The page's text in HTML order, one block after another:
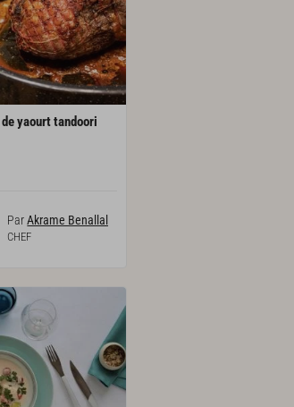
deyaourttandoori
ParAkrame Benallal
CHEF